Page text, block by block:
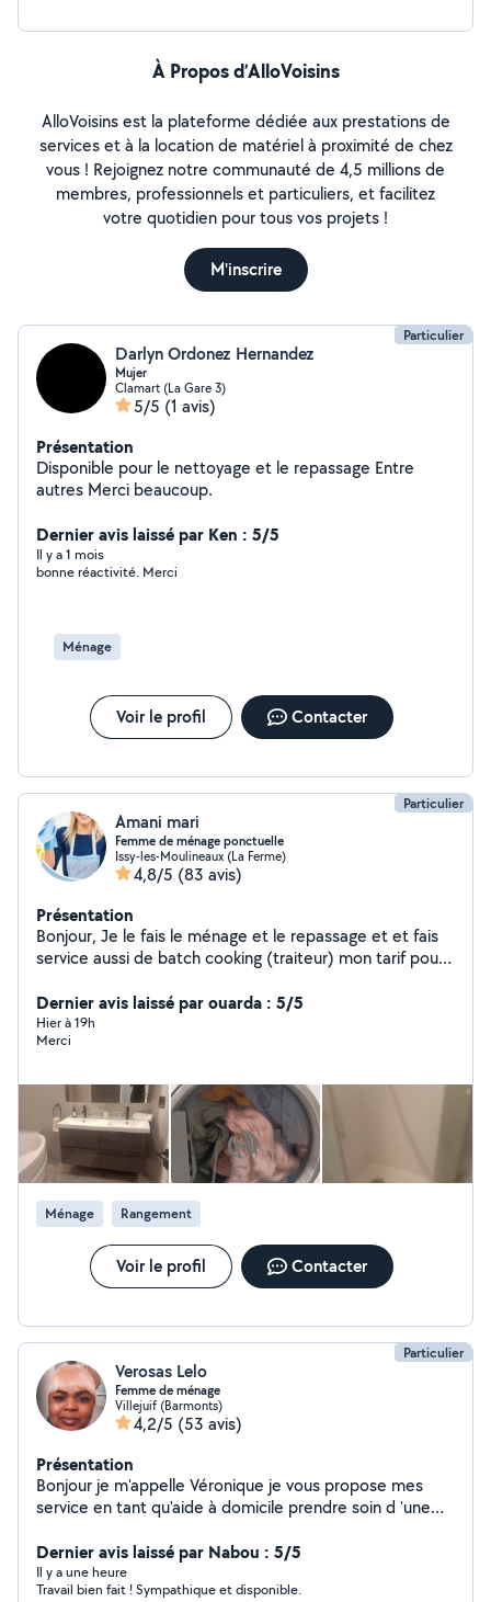
À Propos d’AlloVoisins
AlloVoisins est la plateforme dédiée aux prestations de
services et à la location de matériel à proximité de chez
vous ! Rejoignez notre communauté de 4,5 millions de
membres, professionnels et particuliers, et facilitez
votre quotidien pour tous vos projets !
M'inscrire
Particulier
Darlyn Ordonez Hernandez
Mujer
Clamart (La Gare 3)
5/5 (1 avis)
Présentation
Disponible pour le nettoyage et le repassage Entre
autres Merci beaucoup.
Dernier avis laissé par Ken : 5/5
Il y a 1 mois
bonne réactivité. Merci
Ménage
Voir le profil Contacter
Particulier
Amani mari
Femme de ménage ponctuelle
Issy-les-Moulineaux (La Ferme)
4,8/5 (83 avis)
Présentation
Bonjour, Je le fais le ménage et le repassage et et fais
service aussi de batch cooking (traiteur) mon tarif pour
l'état et déplacement ja l'expérience ça fait 10ans je
travaille en hôtel en avant et faire Airbnb je suis
Dernier avis laissé par ouarda : 5/5
Hier à 19h
Merci
Ménage Rangement
Voir le profil Contacter
Particulier
Verosas Lelo
Femme de ménage
Villejuif (Barmonts)
4,2/5 (53 avis)
Présentation
Bonjour je m'appelle Véronique je vous propose mes
service en tant qu'aide à domicile prendre soin d 'une
Dernier avis laissé par Nabou : 5/5
Il y a une heure
Travail bien fait ! Sympathique et disponible.